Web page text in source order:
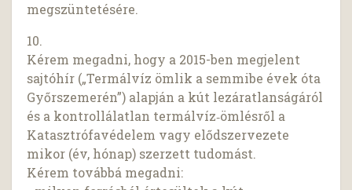
megszüntetésére.
10.
Kérem megadni, hogy a 2015-ben megjelent
sajtóhír („Termálvíz ömlik a semmibe évek óta
Győrszemerén”) alapján a kút lezáratlanságáról
és a kontrollálatlan termálvíz‑ömlésről a
Katasztrófavédelem vagy elődszervezete
mikor (év, hónap) szerzett tudomást.
Kérem továbbá megadni: